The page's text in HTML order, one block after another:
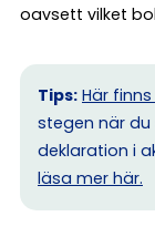
oavsett vilket
Tips: Här
stegen när
deklaration i
läsa mer här.